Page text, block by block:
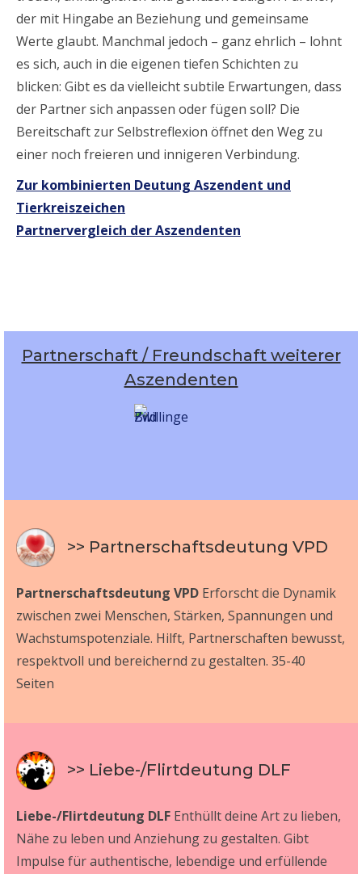
der mit Hingabe an Beziehung und gemeinsame
Werte glaubt. Manchmal jedoch – ganz ehrlich – lohnt
es sich, auch in die eigenen tiefen Schichten zu
blicken: Gibt es da vielleicht subtile Erwartungen, dass
der Partner sich anpassen oder fügen soll? Die
Bereitschaft zur Selbstreflexion öffnet den Weg zu
einer noch freieren und innigeren Verbindung.
Zur kombinierten Deutung Aszendent und
Tierkreiszeichen
Partnervergleich der Aszendenten
Partnerschaft / Freundschaft weiterer
Aszendenten
>> Partnerschaftsdeutung VPD
Partnerschaftsdeutung VPD Erforscht die Dynamik
zwischen zwei Menschen, Stärken, Spannungen und
Wachstumspotenziale. Hilft, Partnerschaften bewusst,
respektvoll und bereichernd zu gestalten. 35-40
Seiten
>> Liebe-/Flirtdeutung DLF
Liebe-/Flirtdeutung DLF Enthüllt deine Art zu lieben,
Nähe zu leben und Anziehung zu gestalten. Gibt
Impulse für authentische, lebendige und erfüllende